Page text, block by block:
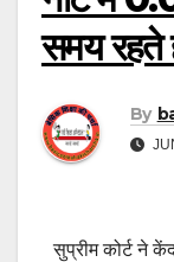
समय रहते
By
सुप्रीम कोर्ट ने